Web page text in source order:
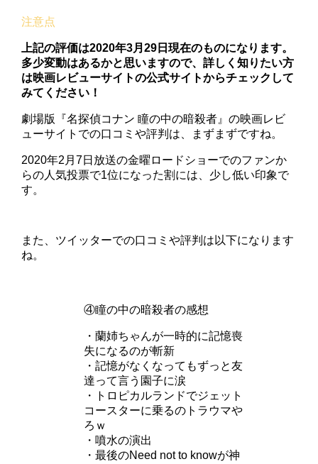
上記の評価は2020年3月29日現在のものになります。
多少変動はあるかと思いますので、詳しく知りたい方
は映画レビューサイトの公式サイトからチェックして
みてください！
劇場版『名探偵コナン 瞳の中の暗殺者』の映画レビ
ューサイトでの口コミや評判は、まずまずですね。
2020年2月7日放送の金曜ロードショーでのファンか
らの人気投票で1位になった割には、少し低い印象で
す。
また、ツイッターでの口コミや評判は以下になります
ね。
④瞳の中の暗殺者の感想
・蘭姉ちゃんが一時的に記憶喪
失になるのが斬新
・記憶がなくなってもずっと友
達って言う園子に涙
・トロピカルランドでジェット
コースターに乗るのトラウマや
ろｗ
・噴水の演出
・最後のNeed not to knowが神